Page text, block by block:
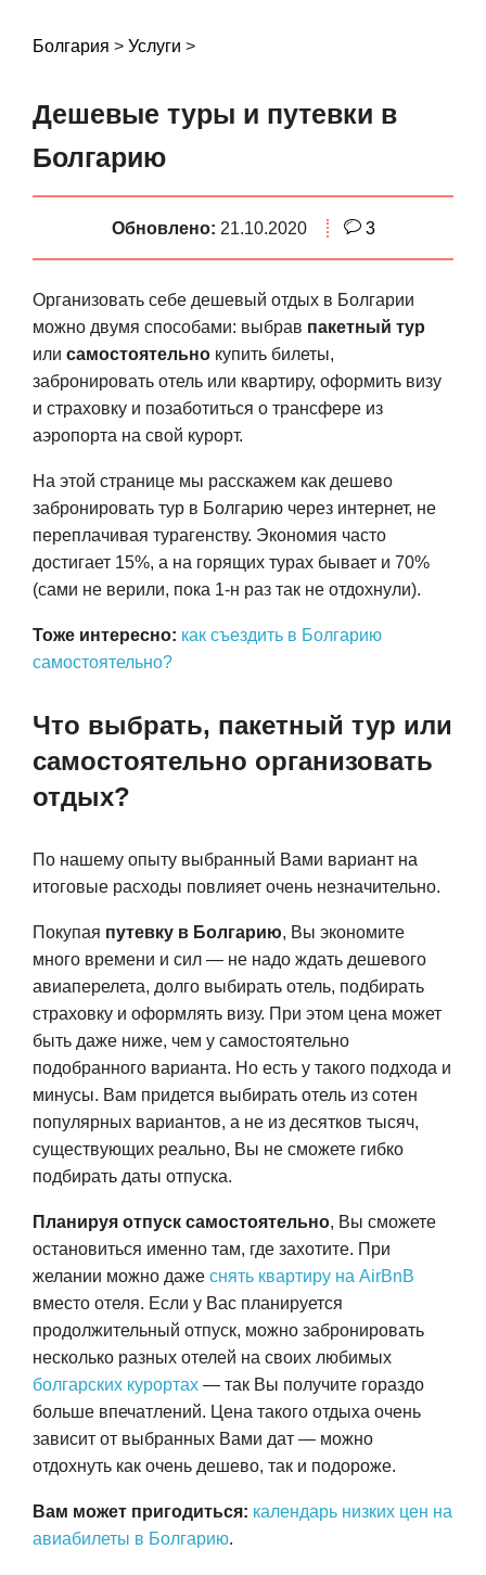
Болгария > Услуги >
Дешевые туры и путевки в
Болгарию
Обновлено: 21.10.2020 3
Организовать себе дешевый отдых в Болгарии
можно двумя способами: выбрав пакетный тур
или самостоятельно купить билеты,
забронировать отель или квартиру, оформить визу
и страховку и позаботиться о трансфере из
аэропорта на свой курорт.
На этой странице мы расскажем как дешево
забронировать тур в Болгарию через интернет, не
переплачивая турагенству. Экономия часто
достигает 15%, а на горящих турах бывает и 70%
(сами не верили, пока 1-н раз так не отдохнули).
Тоже интересно: как съездить в Болгарию
самостоятельно?
Что выбрать, пакетный тур или
самостоятельно организовать
отдых?
По нашему опыту выбранный Вами вариант на
итоговые расходы повлияет очень незначительно.
Покупая путевку в Болгарию, Вы экономите
много времени и сил — не надо ждать дешевого
авиаперелета, долго выбирать отель, подбирать
страховку и оформлять визу. При этом цена может
быть даже ниже, чем у самостоятельно
подобранного варианта. Но есть у такого подхода и
минусы. Вам придется выбирать отель из сотен
популярных вариантов, а не из десятков тысяч,
существующих реально, Вы не сможете гибко
подбирать даты отпуска.
Планируя отпуск самостоятельно, Вы сможете
остановиться именно там, где захотите. При
желании можно даже снять квартиру на AirBnB
вместо отеля. Если у Вас планируется
продолжительный отпуск, можно забронировать
несколько разных отелей на своих любимых
болгарских курортах — так Вы получите гораздо
больше впечатлений. Цена такого отдыха очень
зависит от выбранных Вами дат — можно
отдохнуть как очень дешево, так и подороже.
Вам может пригодиться: календарь низких цен на
авиабилеты в Болгарию.